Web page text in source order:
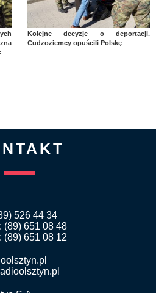
Kolejne decyzje o deportacji.
Cudzoziemcy opuścili Polskę
526 44 34
(89) 651 08 48
(89) 651 08 12